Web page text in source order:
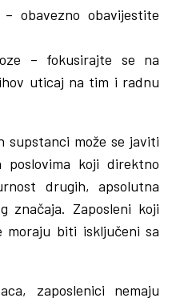
obavezno obavijestite
– fokusirajte se na
uticaj na tim i radnu
supstanci može se javiti
koji direktno
drugih, apsolutna
značaja. Zaposleni koji
moraju biti isključeni sa
zaposlenici nemaju